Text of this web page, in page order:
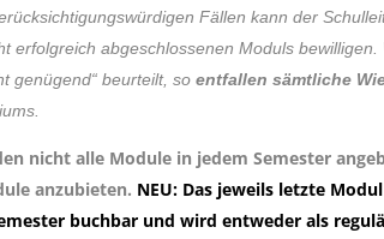
Fällen kann der
erfolgreich abgeschlossenen Moduls
genügend“ beurteilt, so entfallen sämtliche
nicht alle Module in jedem Semester
anzubieten. NEU: Das jeweils letzte
buchbar und wird entweder als